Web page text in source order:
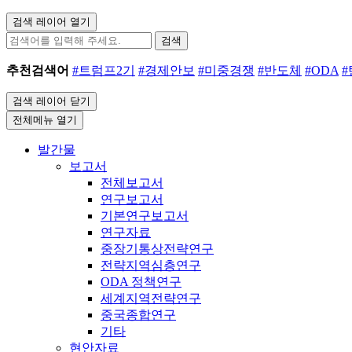
검색 레이어 열기
검색
추천검색어 #트럼프2기 #경제안보 #미중경쟁 #반도체 #ODA #
검색 레이어 닫기
전체메뉴 열기
발간물
보고서
전체보고서
연구보고서
기본연구보고서
연구자료
중장기통상전략연구
전략지역심층연구
ODA 정책연구
세계지역전략연구
중국종합연구
기타
현안자료